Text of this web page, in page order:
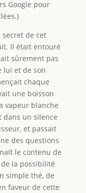
Google pour
de cet
Il était entouré
sûrement pas
lui et de son
chaque
une boisson
vapeur blanche
dans un silence
et passait
des questions
le contenu de
la possibilité
simple thé, de
faveur de cette